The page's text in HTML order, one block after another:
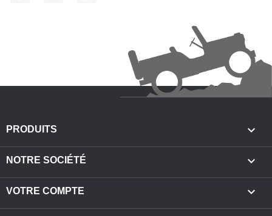
PRODUITS 
NOTRE SOCIÉTÉ 
VOTRE COMPTE 